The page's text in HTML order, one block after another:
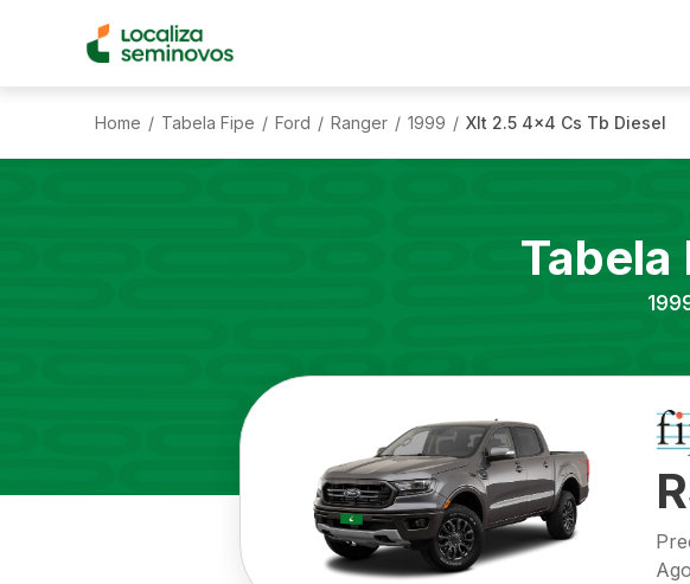
Home / Tabela Fipe / Ford / Ranger / 1999 / Xlt 2.5 4x4 Cs Tb Diesel
Tabela